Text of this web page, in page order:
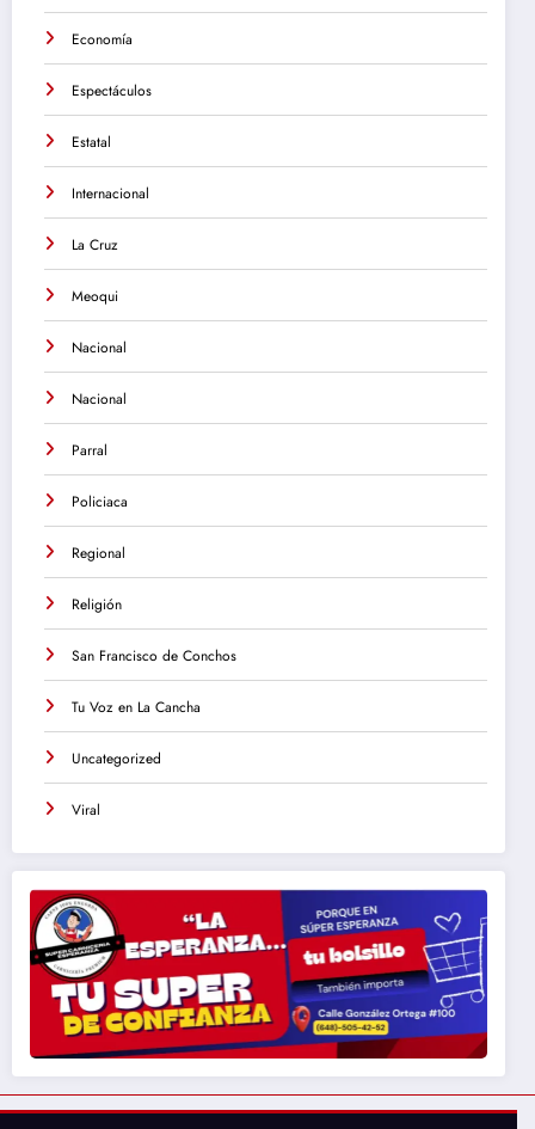
Economía
Espectáculos
Estatal
Internacional
La Cruz
Meoqui
Nacional
Nacional
Parral
Policiaca
Regional
Religión
San Francisco de Conchos
Tu Voz en La Cancha
Uncategorized
Viral